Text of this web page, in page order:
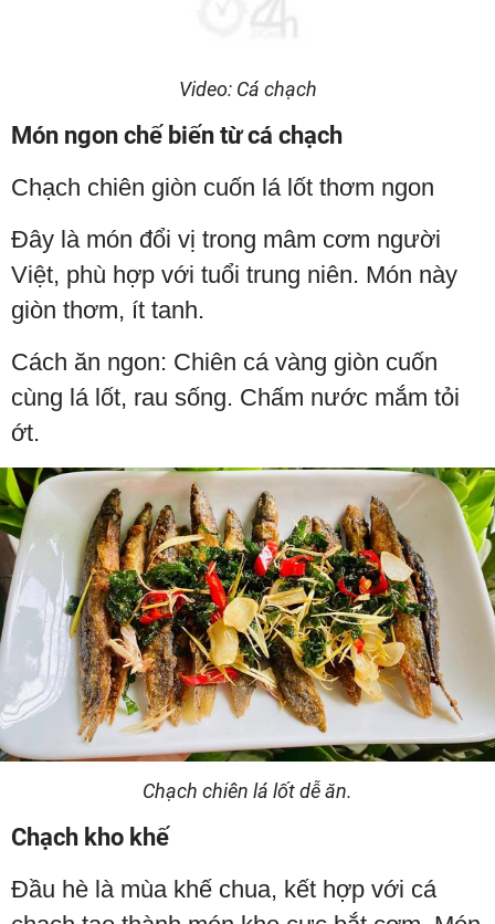
Video: Cá chạch
Món ngon chế biến từ cá chạch
Chạch chiên giòn cuốn lá lốt thơm ngon
Đây là món đổi vị trong mâm cơm người
Việt, phù hợp với tuổi trung niên. Món này
giòn thơm, ít tanh.
Cách ăn ngon: Chiên cá vàng giòn cuốn
cùng lá lốt, rau sống. Chấm nước mắm tỏi
ớt.
Chạch chiên lá lốt dễ ăn.
Chạch kho khế
Đầu hè là mùa khế chua, kết hợp với cá